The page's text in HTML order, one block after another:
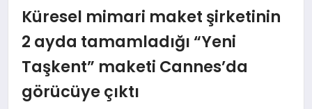
MAGAZIN
SAĞLIK
Küresel mimari maket şirketinin
2 ayda tamamladığı “Yeni
Taşkent” maketi Cannes’da
görücüye çıktı